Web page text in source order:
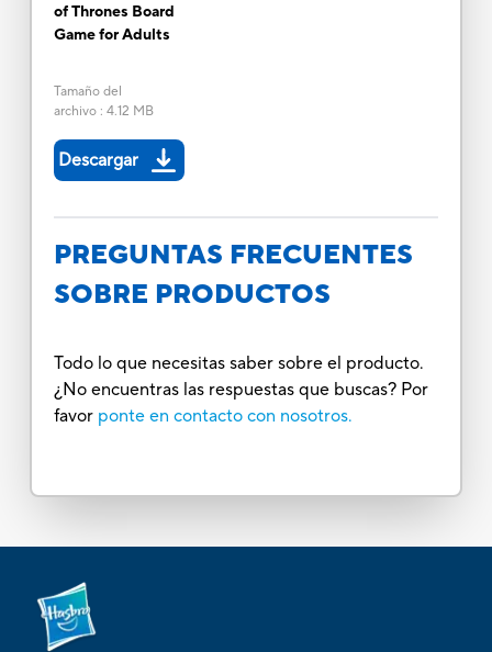
of Thrones Board
Game for Adults
Tamaño del
archivo: 4.12 MB
Descargar
PREGUNTAS FRECUENTES
SOBRE PRODUCTOS
Todo lo que necesitas saber sobre el producto.
¿No encuentras las respuestas que buscas? Por
favor ponte en contacto con nosotros.